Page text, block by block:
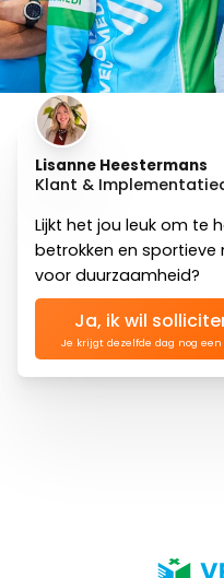
Lisanne Heestermans
Klant &
Lijkt het jou leuk om te
betrokken en sportieve
voor duurzaamheid?
Ja, ik wil
Je krijgt dezelfde dag nog